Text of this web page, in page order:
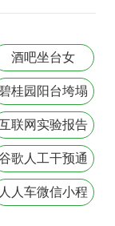
酒吧坐台女
碧桂园阳台垮塌
联网实验报告
歌人工干预通
知功能
人人车微信小程